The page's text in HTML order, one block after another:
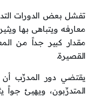
تفشل بعض الدورات
معارفه ويتباهى بها
مقدار كبير جداً من
القصيرة.
يقتضي دور المدرِّب أن
المتدرِّبون، ويهيئ جواً